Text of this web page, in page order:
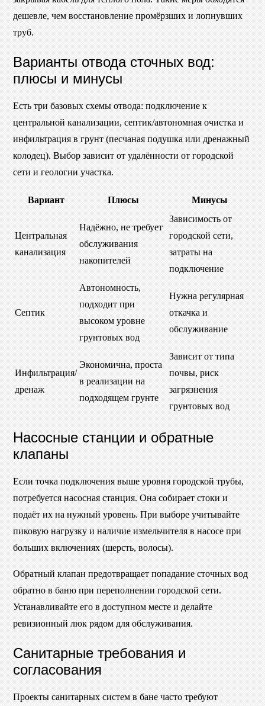
дешевле, чем восстановление промёрзших и лопнувших
труб.
Варианты отвода сточных вод:
плюсы и минусы
Есть три базовых схемы отвода: подключение к
центральной канализации, септик/автономная очистка и
инфильтрация в грунт (песчаная подушка или дренажный
колодец). Выбор зависит от удалённости от городской
сети и геологии участка.
Вариант Плюсы Минусы
Центральная
канализация
Надёжно, не требует
обслуживания
накопителей
Зависимость от
городской сети,
затраты на
подключение
Септик
Автономность,
подходит при
высоком уровне
грунтовых вод
Нужна регулярная
откачка и
обслуживание
Инфильтрация/
дренаж
Экономична, проста
в реализации на
подходящем грунте
Зависит от типа
почвы, риск
загрязнения
грунтовых вод
Насосные станции и обратные
клапаны
Если точка подключения выше уровня городской трубы,
потребуется насосная станция. Она собирает стоки и
подаёт их на нужный уровень. При выборе учитывайте
пиковую нагрузку и наличие измельчителя в насосе при
больших включениях (шерсть, волосы).
Обратный клапан предотвращает попадание сточных вод
обратно в баню при переполнении городской сети.
Устанавливайте его в доступном месте и делайте
ревизионный люк рядом для обслуживания.
Санитарные требования и
согласования
Проекты санитарных систем в бане часто требуют